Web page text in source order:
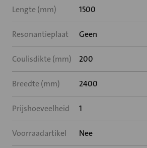
Lengte (mm) 1500
Resonantieplaat Geen
Coulisdikte (mm) 200
Breedte (mm) 2400
Prijshoeveelheid 1
Voorraadartikel Nee